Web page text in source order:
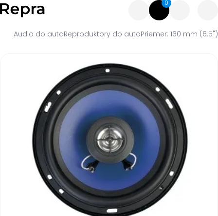
0
Audio do autaReproduktory do autaPriemer: 160 mm (6.5")